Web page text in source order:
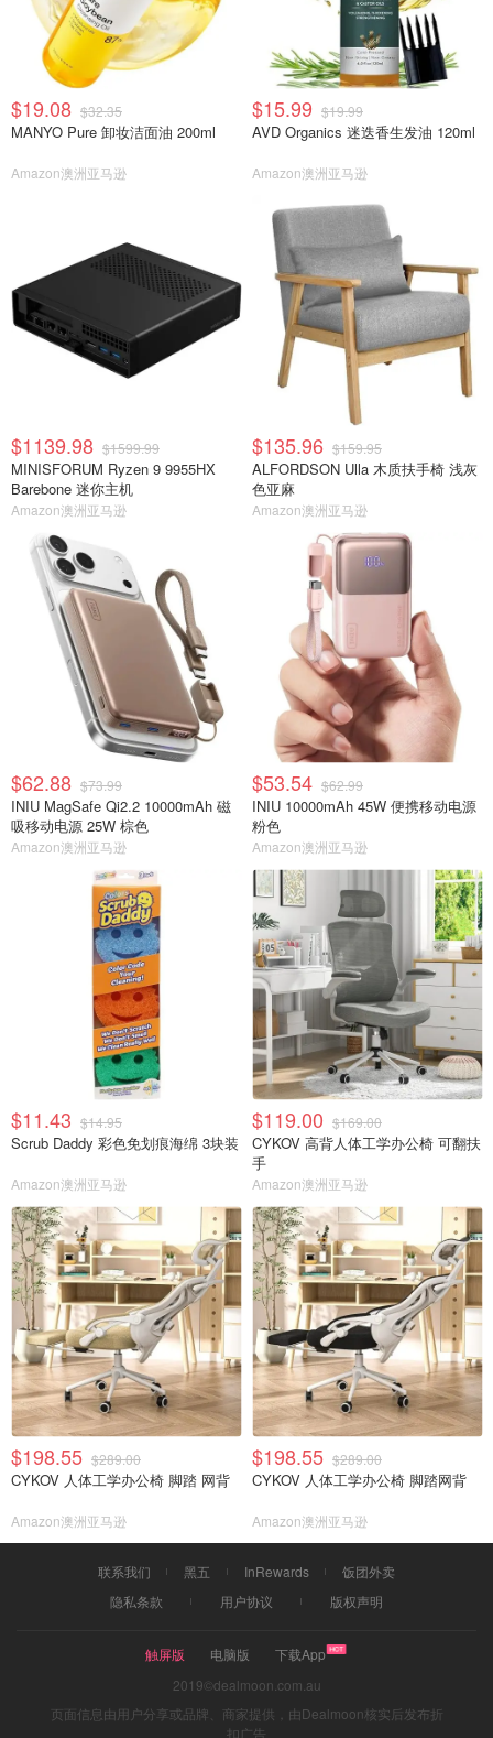
$19.08 $32.35
MANYO Pure 卸妆洁面油 200ml
Amazon澳洲亚马逊
$15.99 $19.99
AVD Organics 迷迭香生发油 120ml
Amazon澳洲亚马逊
$1139.98 $1599.99
MINISFORUM Ryzen 9 9955HX
Barebone 迷你主机
Amazon澳洲亚马逊
$135.96 $159.95
ALFORDSON Ulla 木质扶手椅 浅灰
色亚麻
Amazon澳洲亚马逊
$62.88 $73.99
INIU MagSafe Qi2.2 10000mAh 磁
吸移动电源 25W 棕色
Amazon澳洲亚马逊
$53.54 $62.99
INIU 10000mAh 45W 便携移动电源
粉色
Amazon澳洲亚马逊
$11.43 $14.95
Scrub Daddy 彩色免划痕海绵 3块装
Amazon澳洲亚马逊
$119.00 $169.00
CYKOV 高背人体工学办公椅 可翻扶
手
Amazon澳洲亚马逊
$198.55 $289.00
CYKOV 人体工学办公椅 脚踏 网背
Amazon澳洲亚马逊
$198.55 $289.00
CYKOV 人体工学办公椅 脚踏网背
Amazon澳洲亚马逊
联系我们 黑五 InRewards
饭团外卖
隐私条款
用户协议 版权声明
触屏版 电脑版
下载App
2019©dealmoon.com.au
页面信息由用户分享或品牌、商家提供，由Dealmoon核实后发布折
扣广告